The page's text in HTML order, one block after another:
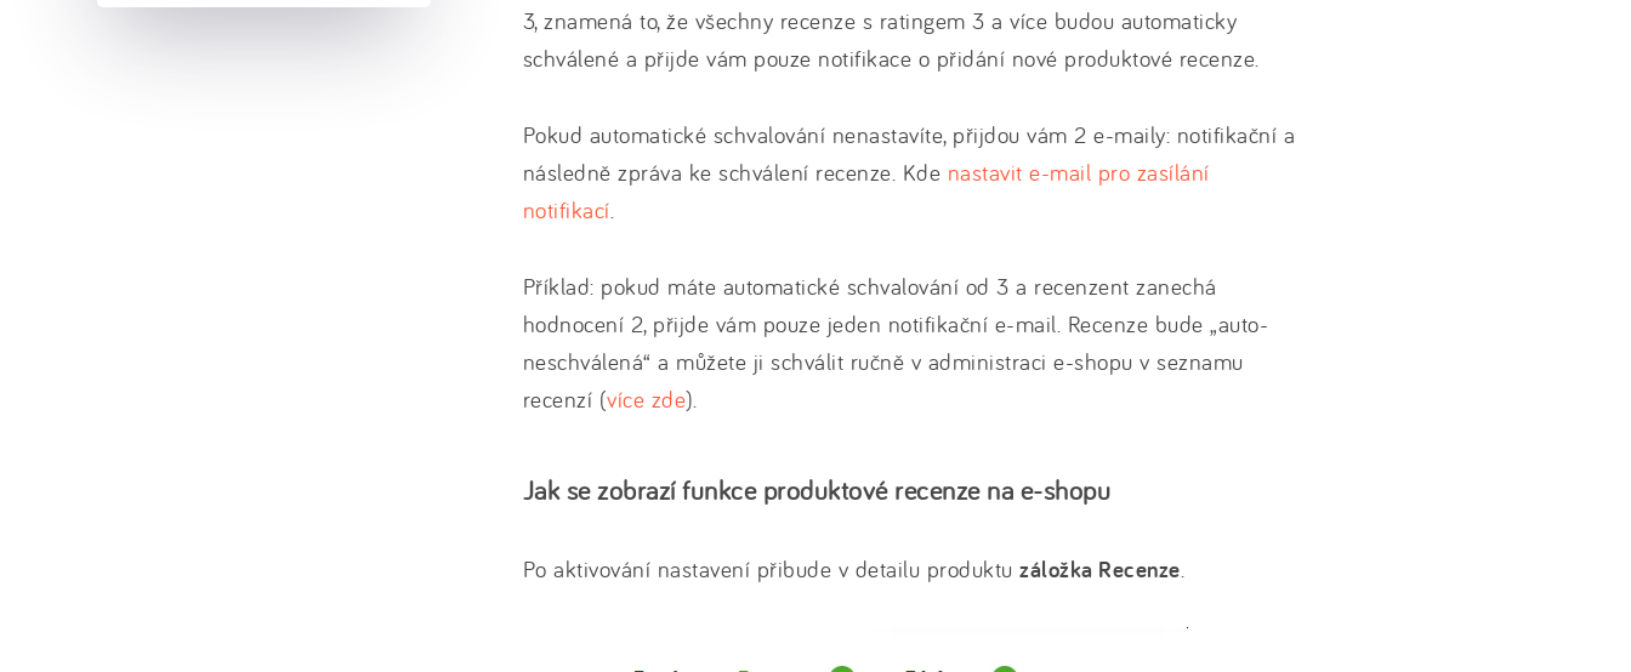
3, znamená to, že všechny recenze s ratingem 3 a více budou automaticky
schválené a přijde vám pouze notifikace o přidání nové produktové recenze.
Pokud automatické schvalování nenastavíte, přijdou vám 2 e-maily: notifikační a
následně zpráva ke schválení recenze. Kde nastavit e-mail pro zasílání
notifikací.
Příklad: pokud máte automatické schvalování od 3 a recenzent zanechá
hodnocení 2, přijde vám pouze jeden notifikační e-mail. Recenze bude „auto-
neschválená“ a můžete ji schválit ručně v administraci e-shopu v seznamu
recenzí (více zde).
Jak se zobrazí funkce produktové recenze na e-shopu
Po aktivování nastavení přibude v detailu produktuzáložka Recenze.